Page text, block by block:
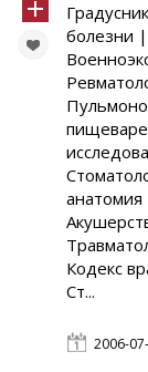
болезни
Кодекс
Ст...
2006-